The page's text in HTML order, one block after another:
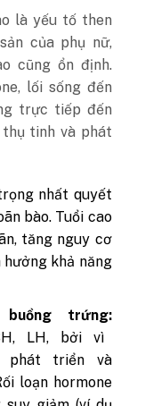
là yếu tố then
của phụ nữ,
cũng ổn định.
lối sống đến
trực tiếp đến
thụ tinh và phát
nhất quyết
bào. Tuổi cao
tăng nguy cơ
khả năng
trứng:
LH, bởi vì
phát triển và
loạn hormone